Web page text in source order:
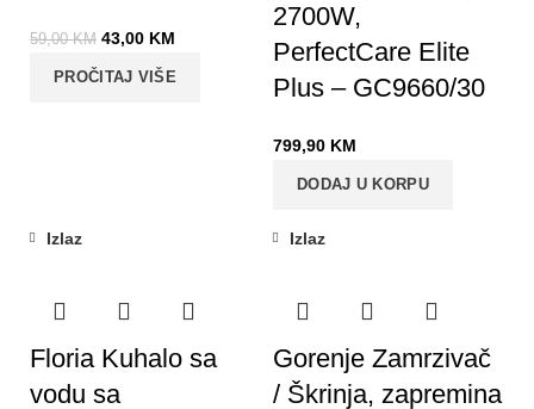
59,00KM 43,00 KM
PROČITAJ VIŠE
2700W,
PerfectCare Elite
Plus – GC9660/30
799,90 KM
DODAJ U KORPU
Izlaz
Floria Kuhalo sa
vodu sa
Izlaz
Gorenje Zamrzivač
/ Škrinja, zapremina